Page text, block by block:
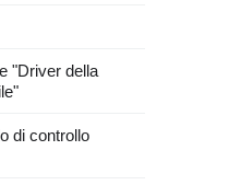
"Driver della
di controllo